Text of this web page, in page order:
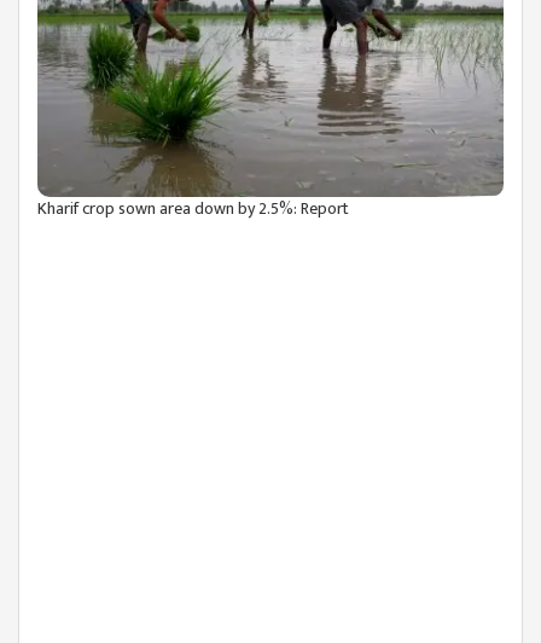
Kharif crop sown area down by 2.5%: Report